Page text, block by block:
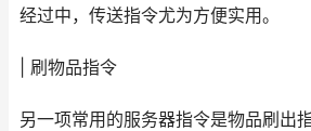
经过中，传送指令尤为方便实用。
| 刷物品指令
另一项常用的服务器指令是物品刷出